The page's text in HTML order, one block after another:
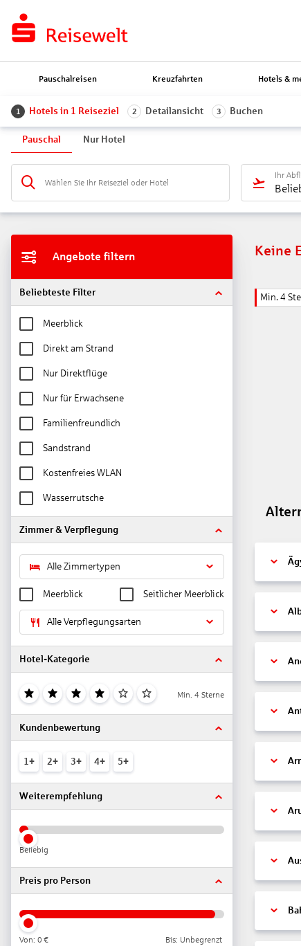
Pauschalreisen Kreuzfahrten Hotels &
1 Hotels in 1 Reiseziel 2 Detailansicht 3 Buchen
Pauschal Nur Hotel
Wählen Sie Ihr Reiseziel oder Hotel
Ihr
Angebote filtern
Beliebteste Filter
Meerblick
Direkt am Strand
Nur Direktflüge
Nur für Erwachsene
Familienfreundlich
Sandstrand
Kostenfreies WLAN
Wasserrutsche
Zimmer & Verpflegung
Alle Zimmertypen
Meerblick Seitlicher Meerblick
Alle Verpflegungsarten
Hotel-Kategorie
Min. 4 Sterne
Kundenbewertung
1+ 2+ 3+ 4+ 5+
Weiterempfehlung
Beliebig
Preis pro Person
Von: 0 € Bis: Unbegrenzt
Keine
Min. 4